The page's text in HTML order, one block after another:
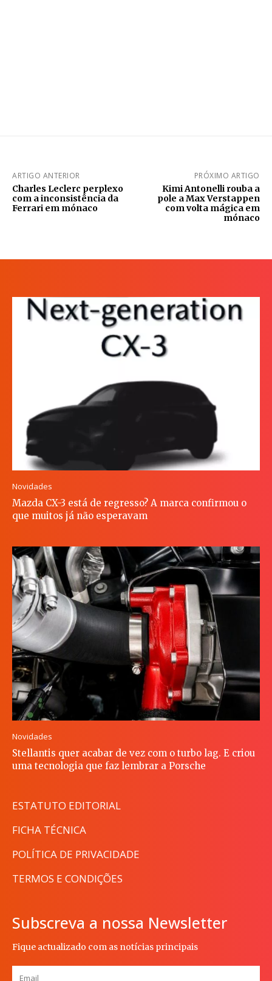
ARTIGO ANTERIOR
Charles Leclerc perplexo
com a inconsistência da
Ferrari em mónaco
PRÓXIMO ARTIGO
Kimi Antonelli rouba a
pole a Max Verstappen
com volta mágica em
mónaco
Novidades
Mazda CX-3 está de regresso? A marca confirmou o
que muitos já não esperavam
Novidades
Stellantis quer acabar de vez com o turbo lag. E criou
uma tecnologia que faz lembrar a Porsche
ESTATUTO EDITORIAL
FICHA TÉCNICA
POLÍTICA DE PRIVACIDADE
TERMOS E CONDIÇÕES
Subscreva a nossa Newsletter
Fique actualizado com as notícias principais